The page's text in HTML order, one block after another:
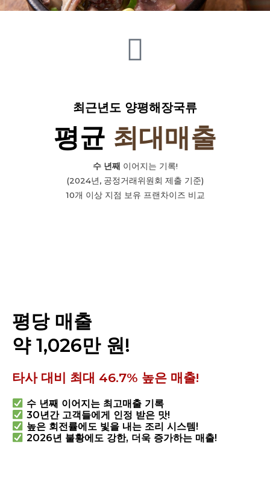
최근년도 양평해장국류
평균 최대매출
수 년째 이어지는 기록!
(2024년, 공정거래위원회 제출 기준)
10개 이상 지점 보유 프랜차이즈 비교
평당 매출
약 1,026만 원!
타사 대비 최대 46.7% 높은 매출!
수 년째 이어지는 최고매출 기록
30년간 고객들에게 인정 받은 맛!
높은 회전률에도 빛을 내는 조리 시스템!
2026년 불황에도 강한, 더욱 증가하는 매출!